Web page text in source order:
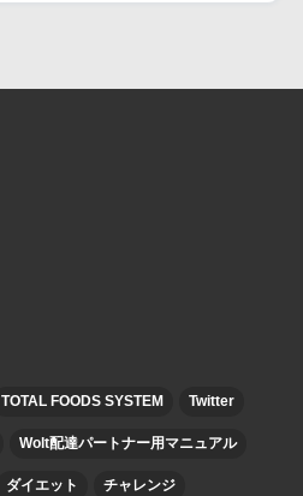
TOTAL FOODS SYSTEM Twitter
Wolt配達パートナー用マニュアル
ダイエット チャレンジ